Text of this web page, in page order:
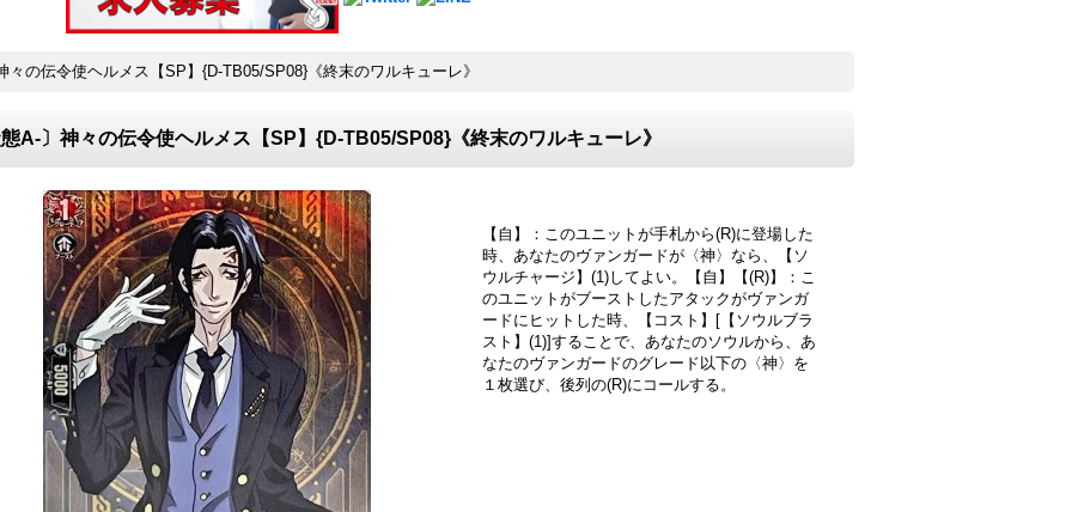
々の伝令使ヘルメス【SP】{D-TB05/SP08}《終末のワルキューレ》
A-〕神々の伝令使ヘルメス【SP】{D-TB05/SP08}《終末のワルキューレ》
【自】：このユニットが手札から(R)に登場した
時、あなたのヴァンガードが〈神〉なら、【ソ
ウルチャージ】(1)してよい。【自】【(R)】：こ
のユニットがブーストしたアタックがヴァンガ
ードにヒットした時、【コスト】[【ソウルブラ
スト】(1)]することで、あなたのソウルから、あ
なたのヴァンガードのグレード以下の〈神〉を
１枚選び、後列の(R)にコールする。